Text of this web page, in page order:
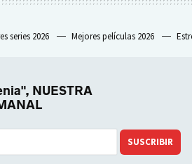
series 2026 Mejores películas 2026
NUESTRA
SUSCRIBIR